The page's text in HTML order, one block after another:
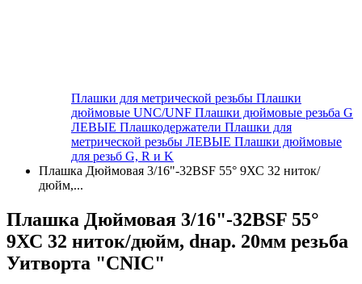
Плашки для метрической резьбы Плашки
дюймовые UNC/UNF Плашки дюймовые резьба G
ЛЕВЫЕ Плашкодержатели Плашки для
метрической резьбы ЛЕВЫЕ Плашки дюймовые
для резьб G, R и K
Плашка Дюймовая 3/16"-32BSF 55° 9ХС 32 ниток/
дюйм,...
Плашка Дюймовая 3/16"-32BSF 55°
9ХС 32 ниток/дюйм, dнар. 20мм резьба
Уитворта "CNIC"